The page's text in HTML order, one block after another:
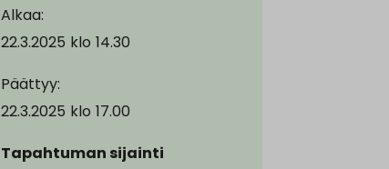
Alkaa:
22.3.2025 klo 14.30
Päättyy:
22.3.2025 klo 17.00
Tapahtuman sijainti